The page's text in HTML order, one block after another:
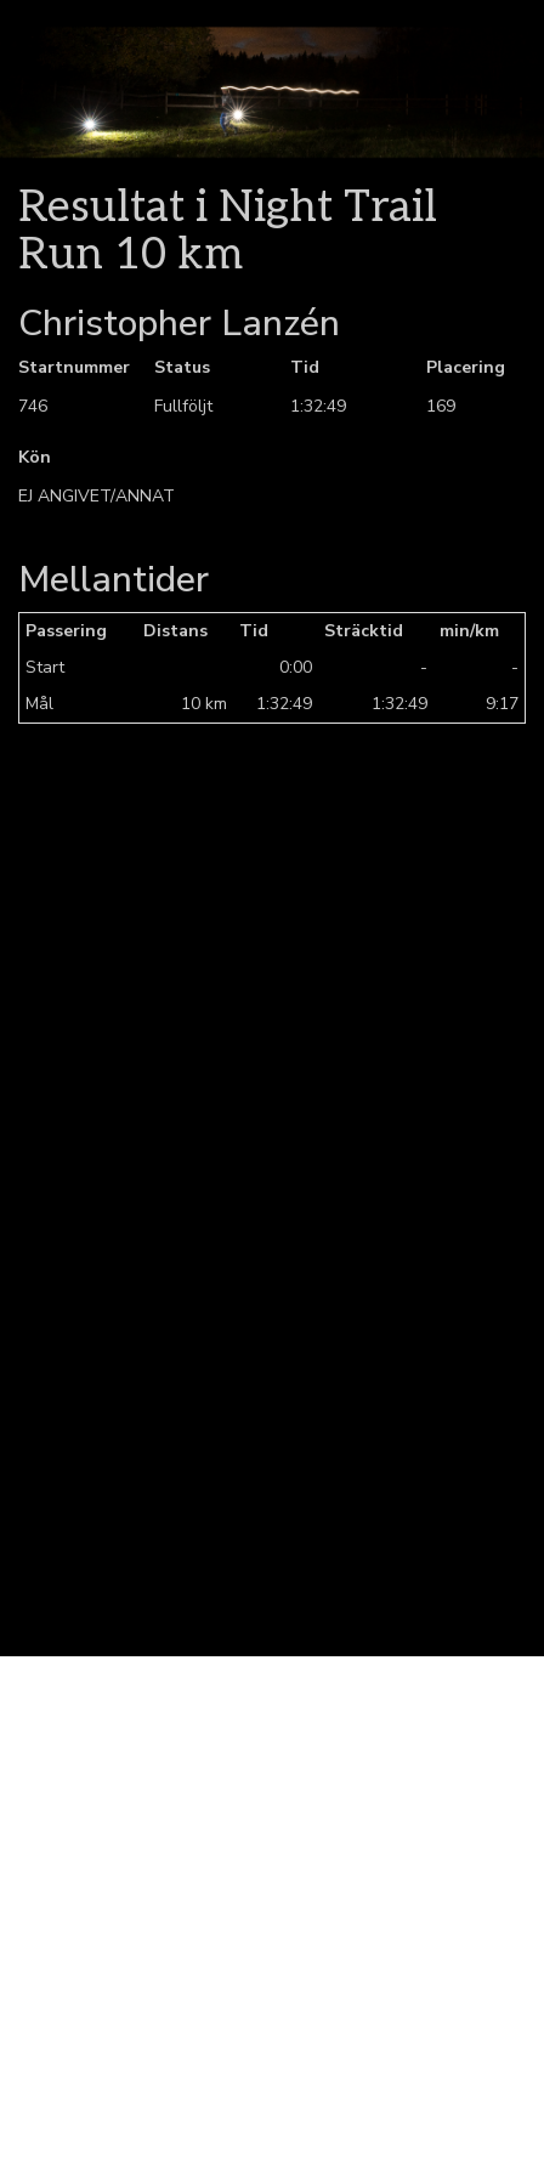
Resultat i Night Trail
Run 10 km
Christopher Lanzén
Startnummer
746
Status
Fullföljt
Tid
1:32:49
Placering
169
Kön
EJ ANGIVET/ANNAT
Mellantider
Passering Distans Tid Sträcktid
min/km
Start
0:00 -
-
Mål
10 km 1:32:49 1:32:49 9:17